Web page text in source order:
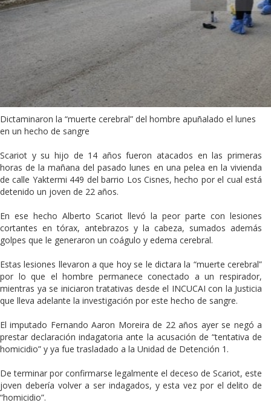
Dictaminaron la “muerte cerebral” del hombre apuñalado el lunes
en un hecho de sangre
Scariot y su hijo de 14 años fueron atacados en las primeras
horas de la mañana del pasado lunes en una pelea en la vivienda
de calle Yaktermi 449 del barrio Los Cisnes, hecho por el cual está
detenido un joven de 22 años.
En ese hecho Alberto Scariot llevó la peor parte con lesiones
cortantes en tórax, antebrazos y la cabeza, sumados además
golpes que le generaron un coágulo y edema cerebral.
Estas lesiones llevaron a que hoy se le dictara la “muerte cerebral”
por lo que el hombre permanece conectado a un respirador,
mientras ya se iniciaron tratativas desde el INCUCAI con la Justicia
que lleva adelante la investigación por este hecho de sangre.
El imputado Fernando Aaron Moreira de 22 años ayer se negó a
prestar declaración indagatoria ante la acusación de “tentativa de
homicidio” y ya fue trasladado a la Unidad de Detención 1.
De terminar por confirmarse legalmente el deceso de Scariot, este
joven debería volver a ser indagados, y esta vez por el delito de
“homicidio”.